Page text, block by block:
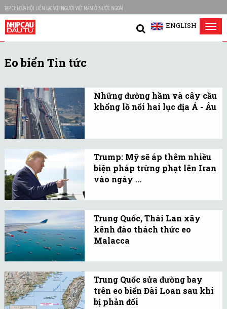
TẠP CHÍ CỦA HỘI LIÊN LẠC VỚI NGƯỜI VIỆT NAM Ở NƯỚC NGOÀI
ENGLISH
Eo biển Tin tức
Những đường hầm và cây cầu
khổng lồ nối hai lục địa Á - Âu
km và chỉ rộng 700 mét,
nó chạy qua Istanbul,
một thành phố nằm trên
Trump: Mỹ sẽ áp thêm nhiều
biện pháp trừng phạt lên Iran
vào ngày ...
đỉnh điểm trong vài tuần
qua, tới mức xung đột
cứ lúc nào.
Trung Quốc, Thái Lan xây
kênh đào thách thức eo
Malacca
và tới hai đại dướng lớn
khoảng 1200 km.
Trung Quốc sửa đường bay
trên eo biển Đài Loan sau khi
bị phản đối